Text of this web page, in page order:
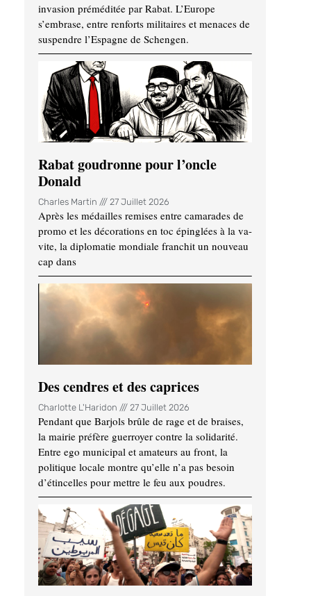
invasion préméditée par Rabat. L’Europe
s’embrase, entre renforts militaires et menaces de
suspendre l’Espagne de Schengen.
Rabat goudronne pour l’oncle
Donald
Charles Martin 27 Juillet 2026
Après les médailles remises entre camarades de
promo et les décorations en toc épinglées à la va-
vite, la diplomatie mondiale franchit un nouveau
cap dans
Des cendres et des caprices
Charlotte L'Haridon 27 Juillet 2026
Pendant que Barjols brûle de rage et de braises,
la mairie préfère guerroyer contre la solidarité.
Entre ego municipal et amateurs au front, la
politique locale montre qu’elle n’a pas besoin
d’étincelles pour mettre le feu aux poudres.